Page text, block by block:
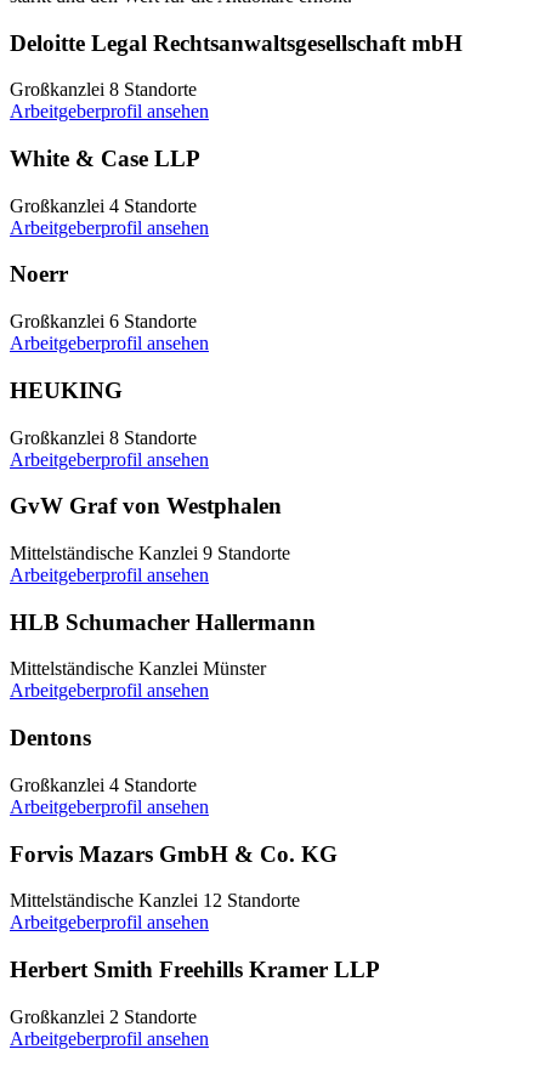
Deloitte Legal Rechtsanwaltsgesellschaft mbH
Großkanzlei 8 Standorte
Arbeitgeberprofil ansehen
White & Case LLP
Großkanzlei 4 Standorte
Arbeitgeberprofil ansehen
Noerr
Großkanzlei 6 Standorte
Arbeitgeberprofil ansehen
HEUKING
Großkanzlei 8 Standorte
Arbeitgeberprofil ansehen
GvW Graf von Westphalen
Mittelständische Kanzlei 9 Standorte
Arbeitgeberprofil ansehen
HLB Schumacher Hallermann
Mittelständische Kanzlei Münster
Arbeitgeberprofil ansehen
Dentons
Großkanzlei 4 Standorte
Arbeitgeberprofil ansehen
Forvis Mazars GmbH & Co. KG
Mittelständische Kanzlei 12 Standorte
Arbeitgeberprofil ansehen
Herbert Smith Freehills Kramer LLP
Großkanzlei 2 Standorte
Arbeitgeberprofil ansehen